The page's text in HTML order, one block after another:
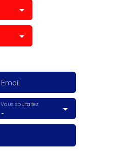
Email
-
Vous souhaitez